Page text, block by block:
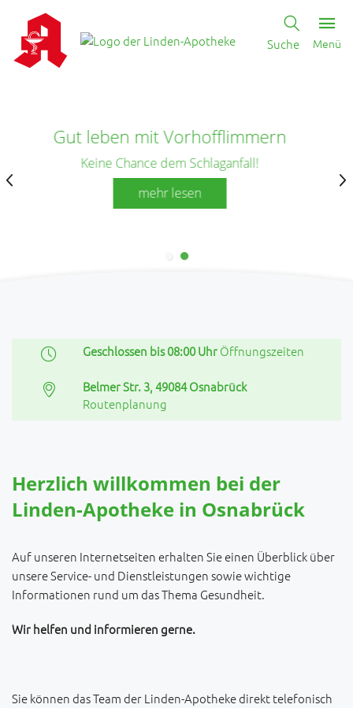
Suche Menü
Herzlich willkommen!
Wir freuen uns auf Ihren Besuch!
Unsere Leistungen
Geschlossen bis 08:00 Uhr Öffnungszeiten
Belmer Str. 3, 49084 Osnabrück
Routenplanung
Herzlich willkommen bei der
Linden-Apotheke in Osnabrück
Auf unseren Internetseiten erhalten Sie einen Überblick über
unsere Service- und Dienstleistungen sowie wichtige
Informationen rund um das Thema Gesundheit.
Wir helfen und informieren gerne.
Sie können das Team der Linden-Apotheke direkt telefonisch